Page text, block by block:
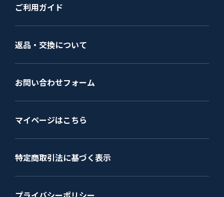
ご利用ガイド
返品・交換について
お問い合わせフォーム
マイページはこちら
特定商取引法に基づく表示